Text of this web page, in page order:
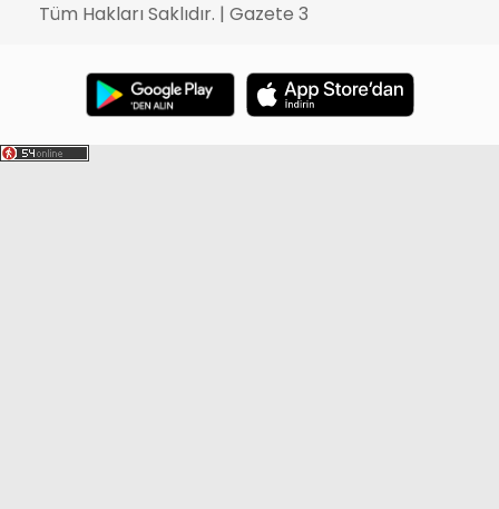
Tüm Hakları Saklıdır. | Gazete 3